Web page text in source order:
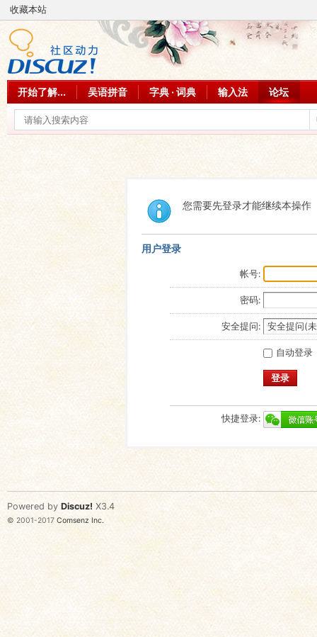
收藏本站
开始了解... 吴语拼音 字典 · 词典 输入法 论坛
您需要先登录才能继续本操作
用户登录
帐号:
密码:
安全提问:
自动登录
登录
快捷登录:
Powered by Discuz! X3.4
© 2001-2017 Comsenz Inc.